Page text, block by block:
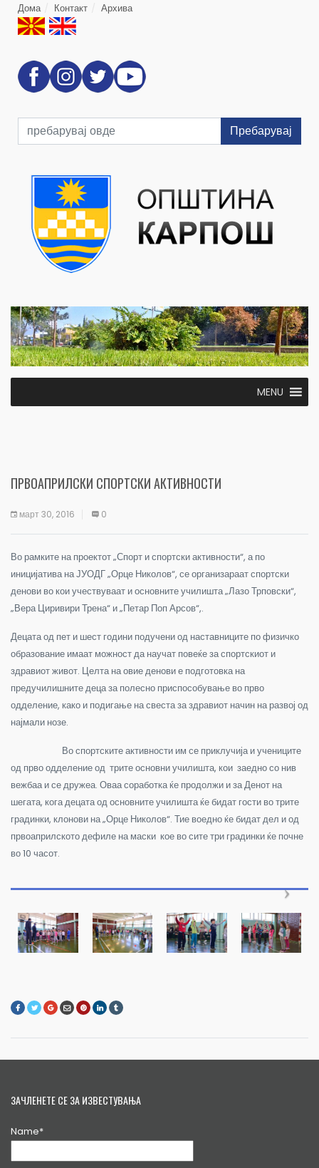
Дома Контакт Архива
Пребарувај
MENU
ПРВОАПРИЛСКИ СПОРТСКИ АКТИВНОСТИ
март 30, 2016 0
Во рамките на проектот „Спорт и спортски активности“, а по
иницијатива на ЈУОДГ „Орце Николов“, се организараат спортски
денови во кои учествуваат и основните училишта „Лазо Трповски“,
„Вера Циривири Трена“ и „Петар Поп Арсов“,.
Децата од пет и шест години подучени од наставниците по физичко
образование имаат можност да научат повеќе за спортскиот и
здравиот живот. Целта на овие денови е подготовка на
предучилишните деца за полесно приспособување во прво
одделение, како и подигање на свеста за здравиот начин на развој од
најмали нозе.
Во спортските активности им се приклучија и учениците
од прво одделение од трите основни училишта, кои заедно со нив
вежбаа и се дружеа. Оваа соработка ќе продолжи и за Денот на
шегата, кога децата од основните училишта ќе бидат гости во трите
градинки, клонови на „Орце Николов“. Тие воедно ќе бидат дел и од
првоаприлското дефиле на маски кое во сите три градинки ќе почне
во 10 часот.
ЗАЧЛЕНЕТЕ СЕ ЗА ИЗВЕСТУВАЊА
Name*